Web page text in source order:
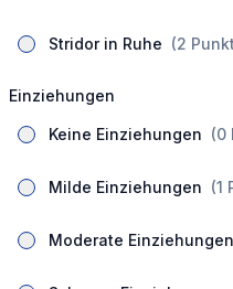
Stridor in Ruhe (2
Einziehungen
Keine Einziehungen (0
Milde Einziehungen (1
Moderate Einziehungen